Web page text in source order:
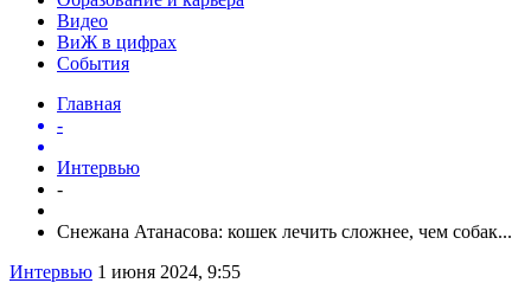
Видео
ВиЖ в цифрах
События
Главная
-
Интервью
-
Снежана Атанасова: кошек лечить сложнее, чем собак...
Интервью 1 июня 2024, 9:55